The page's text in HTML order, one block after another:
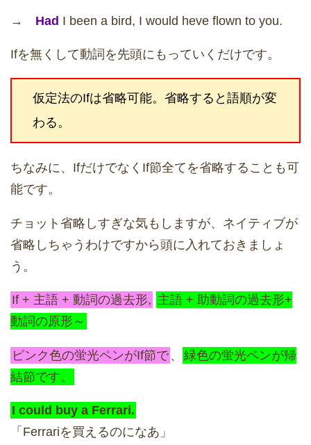
→ Had I been a bird, I would heve flown to you.
Ifを無くして動詞を先頭にもっていくだけです。
仮定法のIfは省略可能。省略すると語順が変
わる。
ちなみに、IfだけでなくIf節全てを省略することも可
能です。
チョット省略しすぎな気もしますが、ネイティブが
省略しちゃうわけですから頭に入れておきましょ
う。
If + 主語 + 動詞の過去形, 主語 + 助動詞の過去形+
動詞の原形～
ピンク色の蛍光ペンがIf節で 、 緑色の蛍光ペンが帰
結節です。
I could buy a Ferrari.
「Ferrariを買えるのになあ」